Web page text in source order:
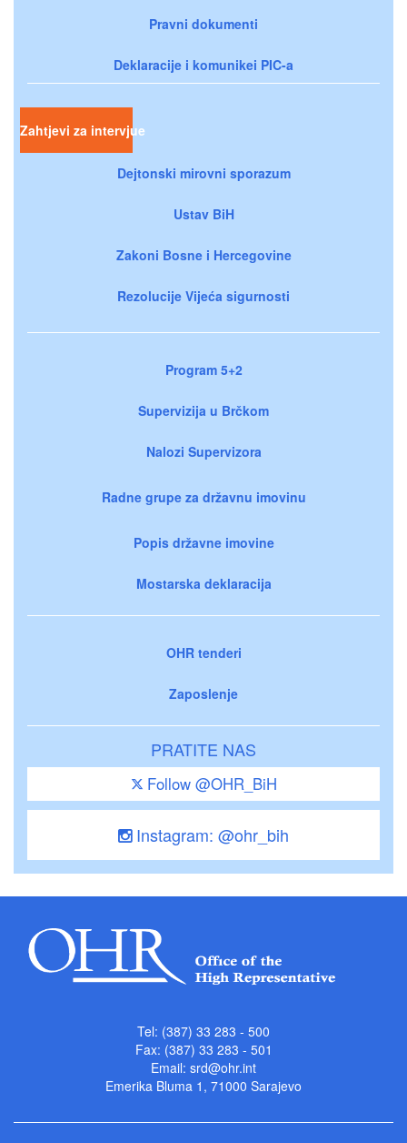
Pravni dokumenti
Deklaracije i komunikei PIC-a
Zahtjevi za intervjue
Dejtonski mirovni sporazum
Ustav BiH
Zakoni Bosne i Hercegovine
Rezolucije Vijeća sigurnosti
Program 5+2
Supervizija u Brčkom
Nalozi Supervizora
Radne grupe za državnu imovinu
Popis državne imovine
Mostarska deklaracija
OHR tenderi
Zaposlenje
PRATITE NAS
Follow @OHR_BiH
Instagram: @ohr_bih
Tel: (387) 33 283 - 500
Fax: (387) 33 283 - 501
Email: srd@ohr.int
Emerika Bluma 1, 71000 Sarajevo